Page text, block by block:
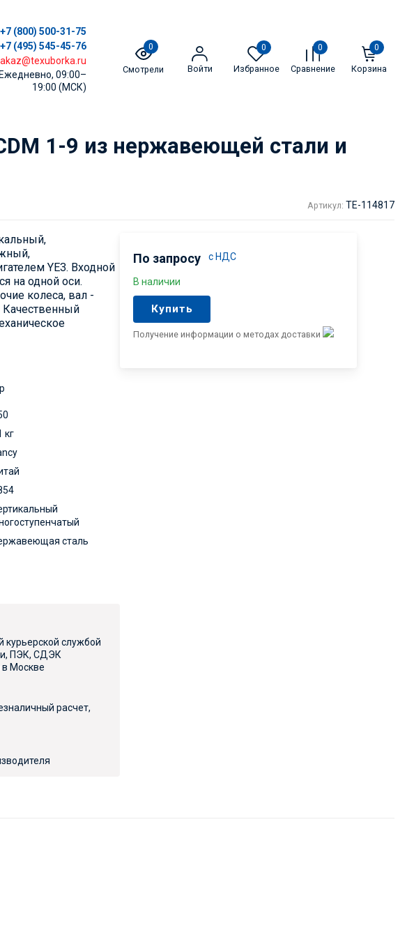
+7 (800) 500-31-75
+7 (495) 545-45-76
09:00–
19:00 (МСК)
0
Смотрели Войти
0
Избранное
0
Сравнение
0
Корзина
1-9 из нержавеющей стали и
Артикул: TE-114817
YE3. Входной
на одной оси.
колеса, вал -
кг
сталь
По запросу с НДС
В наличии
Купить
Получение информации о методах доставки
курьерской службой
ПЭК, СДЭК
Москве
расчет,